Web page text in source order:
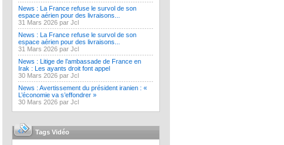
News : La France refuse le survol de son
espace aérien pour des livraisons...
31 Mars 2026 par Jcl
News : La France refuse le survol de son
espace aérien pour des livraisons...
31 Mars 2026 par Jcl
News : Litige de l’ambassade de France en
Irak : Les ayants droit font appel
30 Mars 2026 par Jcl
News : Avertissement du président iranien : «
L’économie va s’effondrer »
30 Mars 2026 par Jcl
Tags Vidéo